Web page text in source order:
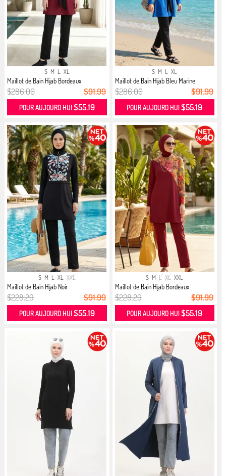
S M L XL
Maillot de Bain Hijab Bordeaux
$286.00 $91.99
POUR AUJOURD HUI $55.19
S M L XL
Maillot de Bain Hijab Bleu Marine
$286.00 $91.99
POUR AUJOURD HUI$55.19
S M L XL XXL
Maillot de Bain Hijab Noir
$228.29 $91.99
POUR AUJOURD HUI $55.19
S M L XL XXL
Maillot de Bain Hijab Bordeaux
$228.29 $91.99
POUR AUJOURD HUI$55.19